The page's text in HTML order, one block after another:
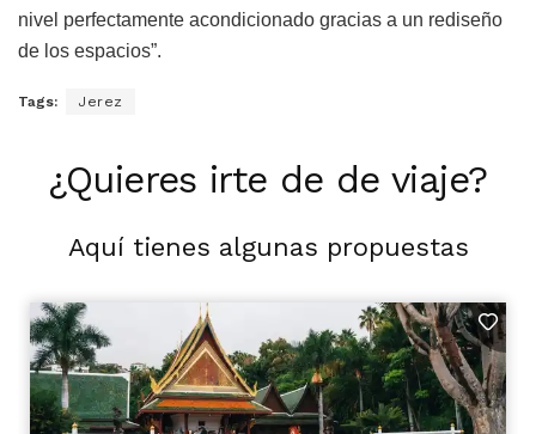
nivel perfectamente acondicionado gracias a un rediseño
de los espacios”.
Tags: Jerez
¿Quieres irte de de viaje?
Aquí tienes algunas propuestas